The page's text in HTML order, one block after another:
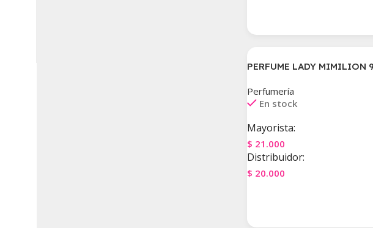
PERFUME LADY MIMILION
Perfumería
En stock
Mayorista:
$ 21.000
Distribuidor:
$ 20.000